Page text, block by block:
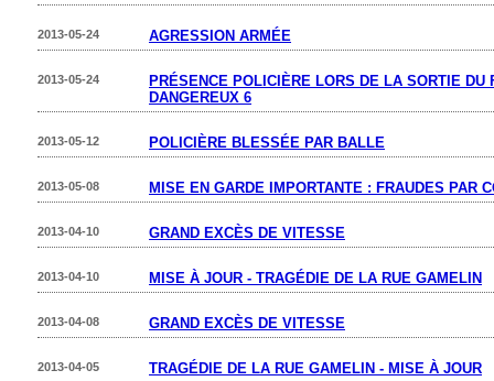
AGRESSION ARMÉE
2013-05-24
PRÉSENCE POLICIÈRE LORS DE LA SORTIE DU
DANGEREUX 6
2013-05-24
POLICIÈRE BLESSÉE PAR BALLE
2013-05-12
MISE EN GARDE IMPORTANTE : FRAUDES PAR
2013-05-08
GRAND EXCÈS DE VITESSE
2013-04-10
MISE À JOUR - TRAGÉDIE DE LA RUE GAMELIN
2013-04-10
GRAND EXCÈS DE VITESSE
2013-04-08
TRAGÉDIE DE LA RUE GAMELIN - MISE À JOUR
2013-04-05